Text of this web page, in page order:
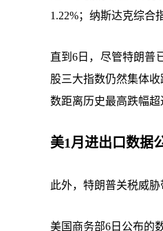
1.22%；纳斯达克综合
直到6日，尽管特朗普
股三大指数仍然集体
数距离历史最高跌幅超
美1月进出口数据
此外，特朗普关税威
美国商务部6日公布的